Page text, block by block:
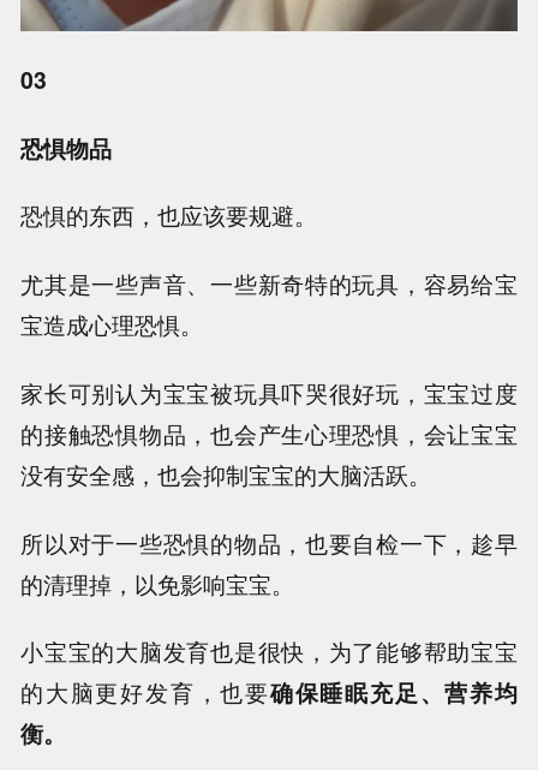
03
恐惧物品
恐惧的东西，也应该要规避。
尤其是一些声音、一些新奇特的玩具，容易给宝
宝造成心理恐惧。
家长可别认为宝宝被玩具吓哭很好玩，宝宝过度
的接触恐惧物品，也会产生心理恐惧，会让宝宝
没有安全感，也会抑制宝宝的大脑活跃。
所以对于一些恐惧的物品，也要自检一下，趁早
的清理掉，以免影响宝宝。
小宝宝的大脑发育也是很快，为了能够帮助宝宝
的大脑更好发育，也要确保睡眠充足、营养均
衡。